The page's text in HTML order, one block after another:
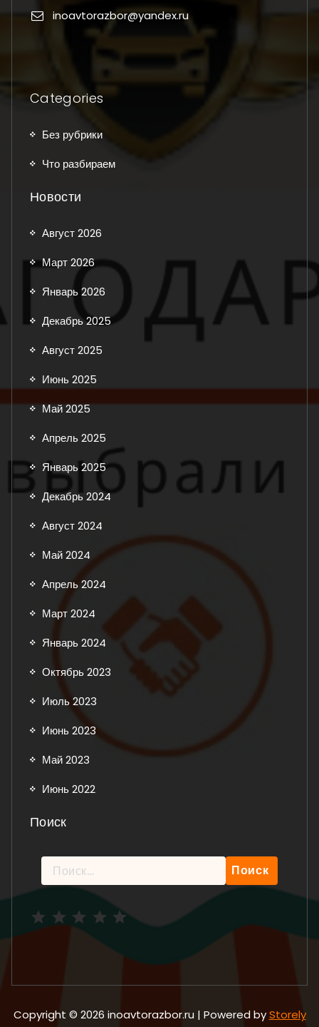
inoavtorazbor@yandex.ru
Categories
Без рубрики
Что разбираем
Новости
Август 2026
Март 2026
Январь 2026
Декабрь 2025
Август 2025
Июнь 2025
Май 2025
Апрель 2025
Январь 2025
Декабрь 2024
Август 2024
Май 2024
Апрель 2024
Март 2024
Январь 2024
Октябрь 2023
Июль 2023
Июнь 2023
Май 2023
Июнь 2022
Поиск
Найти:
Copyright © 2026 inoavtorazbor.ru | Powered byStorely